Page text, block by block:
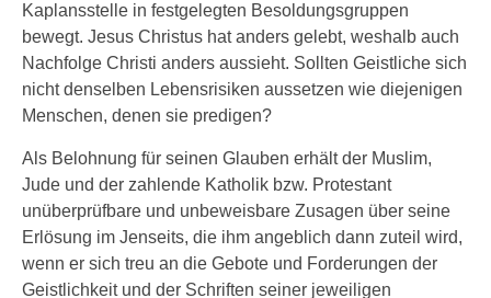
Kaplansstelle in festgelegten Besoldungsgruppen
bewegt. Jesus Christus hat anders gelebt, weshalb auch
Nachfolge Christi anders aussieht. Sollten Geistliche sich
nicht denselben Lebensrisiken aussetzen wie diejenigen
Menschen, denen sie predigen?
Als Belohnung für seinen Glauben erhält der Muslim,
Jude und der zahlende Katholik bzw. Protestant
unüberprüfbare und unbeweisbare Zusagen über seine
Erlösung im Jenseits, die ihm angeblich dann zuteil wird,
wenn er sich treu an die Gebote und Forderungen der
Geistlichkeit und der Schriften seiner jeweiligen